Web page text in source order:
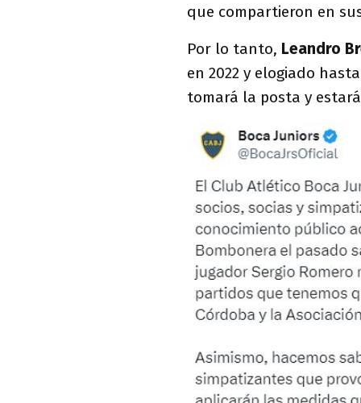
que compartieron en
Por lo tanto, Leandro
en 2022 y elogiado
tomará la posta y